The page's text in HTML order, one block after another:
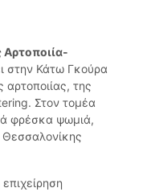
στην Κάτω Γκούρα
αρτοποιίας, της
Στον τομέα
φρέσκα ψωμιά,
Θεσσαλονίκης